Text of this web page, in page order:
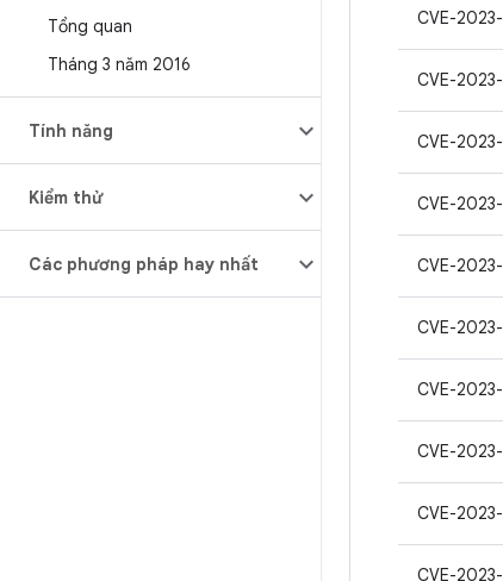
Tổng quan
Tháng 3 năm 2016
Tính năng
Kiểm thử
Các phương pháp hay nhất
CVE-
CVE-2023-
CVE-
CVE-
CVE-
CVE-2023-
CVE-
CVE-
CVE-
CVE-